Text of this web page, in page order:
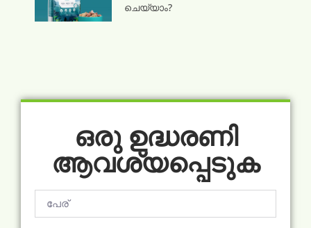
ചെയ്യാം?
ഒരു ഉദ്ധരണി
ആവശ്യപ്പെടുക